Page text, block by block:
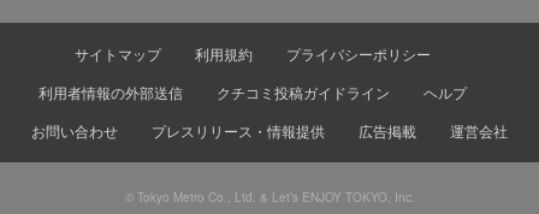
サイトマップ 利用規約
プライバシーポリシー
利用者情報の外部送信
クチコミ投稿ガイドライン
ヘルプ
お問い合わせ
プレスリリース・情報提供 広告掲載 運営会社
© Tokyo Metro Co., Ltd. & Let’s ENJOY TOKYO, Inc.